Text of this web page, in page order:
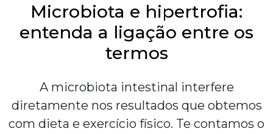
Microbiota e hipertrofia:
entenda a ligação entre os
termos
A microbiota intestinal interfere
diretamente nos resultados que obtemos
com dieta e exercício físico. Te contamos o